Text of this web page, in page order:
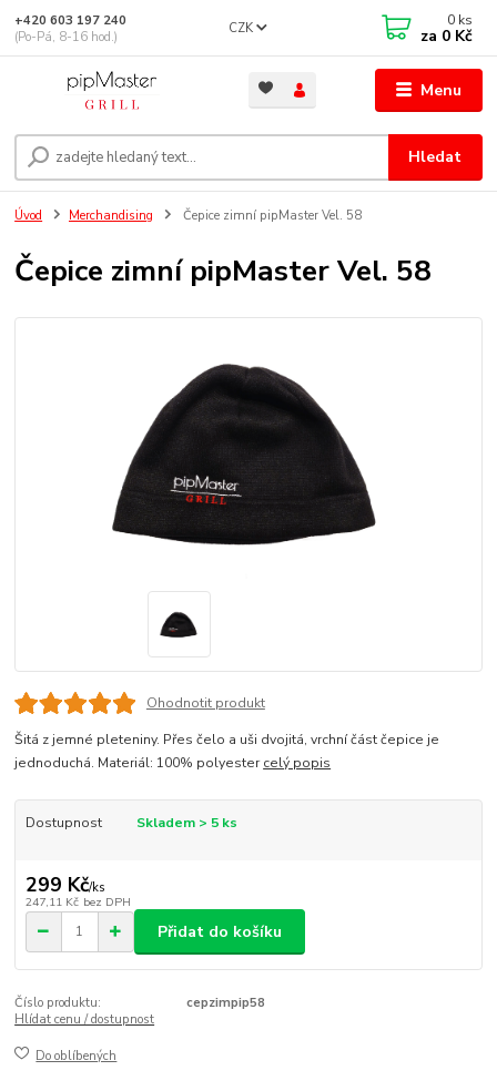
Menu
CZK
Hledat
+420 603 197 240
(Po-Pá, 8-16 hod.)
0 ks
za 0 Kč
Úvod Merchandising Čepice zimní pipMaster Vel. 58
Čepice zimní pipMaster Vel. 58
Ohodnotit produkt
Šitá z jemné pleteniny. Přes čelo a uši dvojitá, vrchní část čepice je
jednoduchá. Materiál: 100% polyestercelý popis
Dostupnost Skladem > 5 ks
299 Kč/ks
247,11 Kč bez DPH
Přidat do košíku
Číslo produktu:
cepzimpip58
Hlídat cenu / dostupnost
Do oblíbených